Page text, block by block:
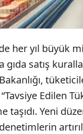
her yıl büyük
gıda satış
Edilen
taşıdı. Yeni